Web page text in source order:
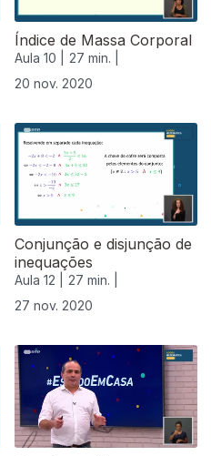
Índice de Massa Corporal
Aula 10 |
27 min. |
20 nov. 2020
Conjunção e disjunção de
inequações
Aula 12 |
27 min. |
27 nov. 2020